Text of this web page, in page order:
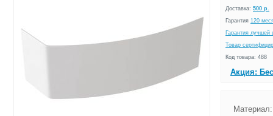
Доставка: 500 р.
Гарантия 120
Гарантия лучшей
Товар
Код товара: 488
Акция:
Материал: